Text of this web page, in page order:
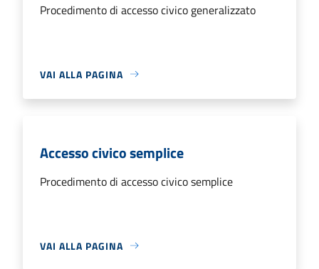
Procedimento di accesso civico generalizzato
VAI ALLA PAGINA
Accesso civico semplice
Procedimento di accesso civico semplice
VAI ALLA PAGINA